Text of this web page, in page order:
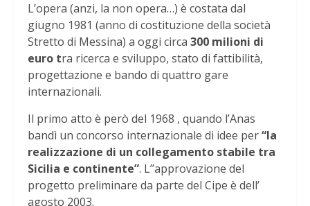
L’opera (anzi, la non opera…) è costata dal
giugno 1981 (anno di costituzione della società
Stretto di Messina) a oggi circa 300 milioni di
euro tra ricerca e sviluppo, stato di fattibilità,
progettazione e bando di quattro gare
internazionali.
Il primo atto è però del 1968 , quando l’Anas
bandì un concorso internazionale di idee per“la
realizzazione di un collegamento stabile tra
Sicilia e continente”. L’’approvazione del
progetto preliminare da parte del Cipe è dell’
agosto 2003.